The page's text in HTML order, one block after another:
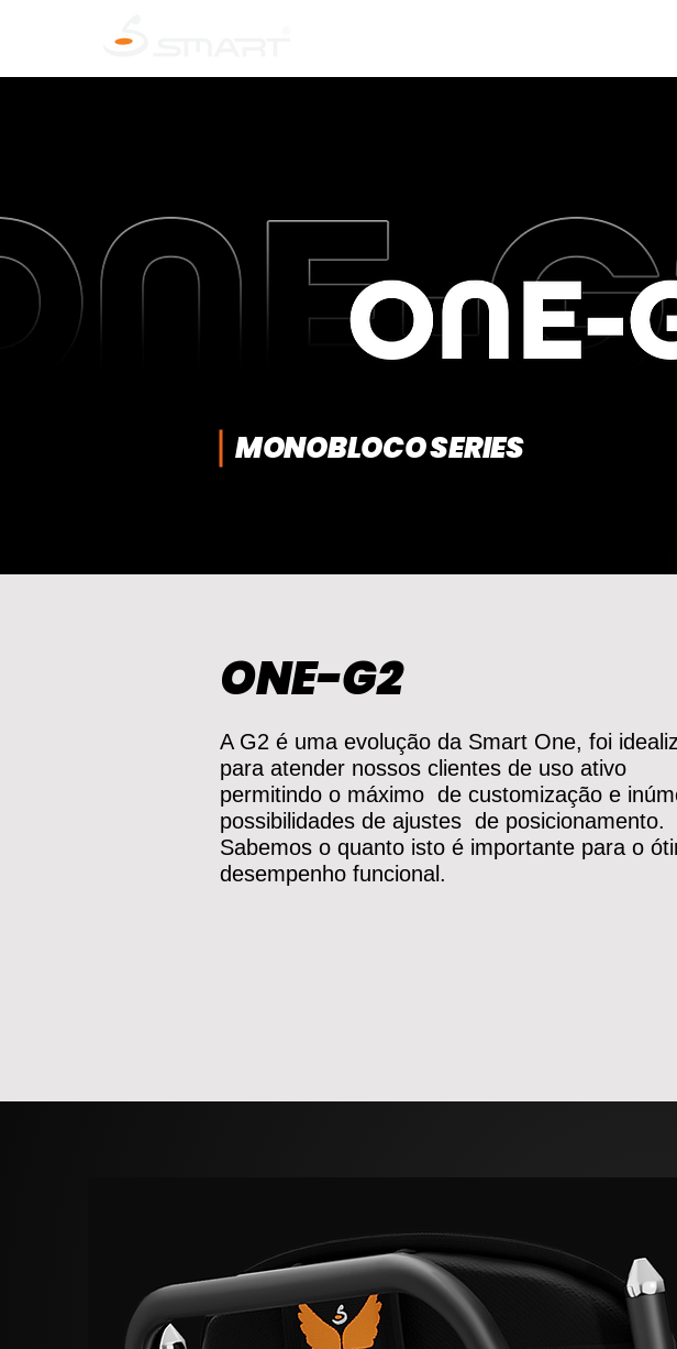
MONOBLOCO SERIES
ONE-G2
A G2 é uma evolução da Smart One, foi
para atender nossos clientes de uso ativo
permitindo o máximo de customização e
possibilidades de ajustes de posicionamento.
Sabemos o quanto isto é importante para o
desempenho funcional.